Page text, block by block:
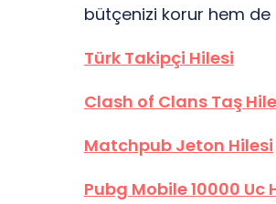
bütçenizi korur hem de
Türk Takipçi Hilesi
Clash of Clans Taş
Matchpub Jeton Hilesi
Pubg Mobile 10000 Uc